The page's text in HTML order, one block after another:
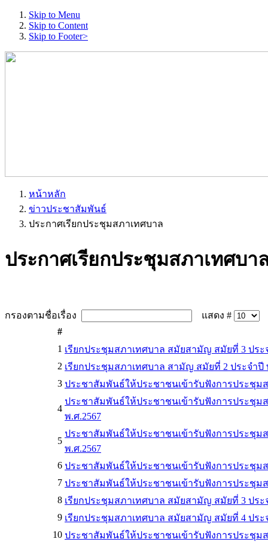
Skip to Menu
Skip to Content
Skip to Footer>
หน้าหลัก
ข่าวประชาสัมพันธ์
ประกาศเรียกประชุมสภาเทศบาล
ประกาศเรียกประชุมสภาเทศบา
กรองตามชื่อเรื่อง
แสดง #
#
1 เรียกประชุมสภาเทศบาล สมัยสามัญ สมัยที่ 3 ประ
2 เรียกประชุมสภาเทศบาล สามัญ สมัยที่ 2 ประจำปี
3 ประชาสัมพันธ์ให้ประชาชนเข้ารับฟังการประชุม
4
ประชาสัมพันธ์ให้ประชาชนเข้ารับฟังการประชุม
พ.ศ.2567
5
ประชาสัมพันธ์ให้ประชาชนเข้ารับฟังการประชุม
พ.ศ.2567
6 ประชาสัมพันธ์ให้ประชาชนเข้ารับฟังการประชุม
7 ประชาสัมพันธ์ให้ประชาชนเข้ารับฟังการประชุม
8 เรียกประชุมสภาเทศบาล สมัยสามัญ สมัยที่ 3 ประ
9 เรียกประชุมสภาเทศบาล สมัยสามัญ สมัยที่ 4 ประ
10 ประชาสัมพันธ์ให้ประชาชนเข้ารับฟังการประชุม